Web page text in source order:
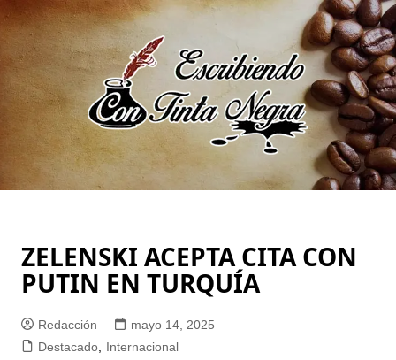
Saltar
al
contenido
ZELENSKI ACEPTA CITA CON
PUTIN EN TURQUÍA
Redacción
mayo 14, 2025
Destacado, Internacional